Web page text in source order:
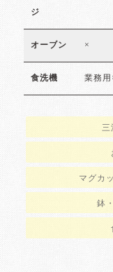
ジ
オーブン ×
食洗機 業務
三
マグカ
鉢